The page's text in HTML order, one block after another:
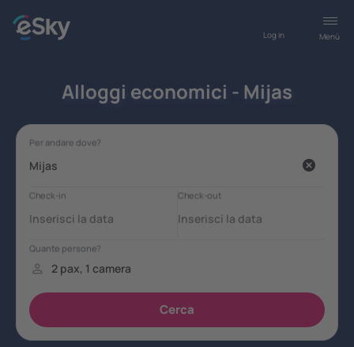
Menù
Log in
Alloggi economici - Mijas